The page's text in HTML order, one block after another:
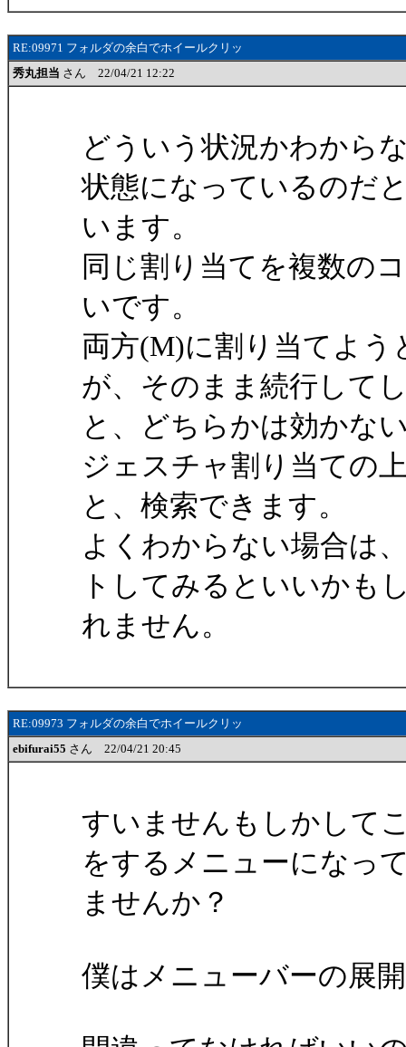
RE:09971 フォルダの余白でホイールクリッ
秀丸担当 さん 22/04/21 12:22
どういう状況かわから
状態になっているのだ
います。
同じ割り当てを複数の
いです。
両方(M)に割り当てよ
が、そのまま続行して
と、どちらかは効かな
ジェスチャ割り当ての
と、検索できます。
よくわからない場合は
トしてみるといいかも
れません。
RE:09973 フォルダの余白でホイールクリッ
ebifurai55 さん 22/04/21 20:45
すいませんもしかして
をするメニューになっ
ませんか？
僕はメニューバーの展